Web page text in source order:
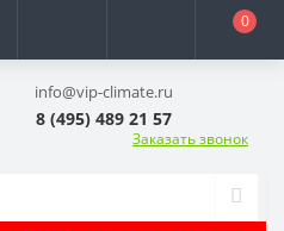
0
info@vip-climate.ru
8 (495) 489 21 57
Заказать звонок